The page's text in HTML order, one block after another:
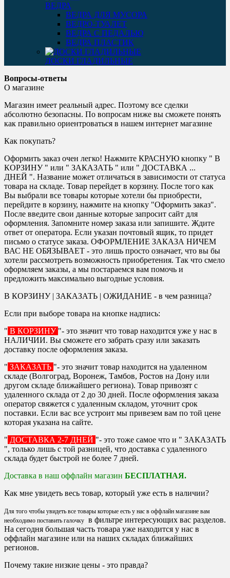
ВЕДРА
ВЕДРА ДЛЯ МУСОРА
ВЕДРО-ТУАЛЕТ
ВЕДРА С ПЕДАЛЬЮ
ВЕДРА ПЛАСТИК
ДОСКИ ГЛАДИЛЬНЫЕ
Вопросы-ответы
О магазине
Магазин имеет реальный адрес. Поэтому все сделки
абсолютно безопасны. По вопросам ниже вы сможете понять
как правильно ориентроваться в нашем интернет магазине
Как покупать?
Оформить заказ очен легко! Нажмите КРАСНУЮ кнопку " В
КОРЗИНУ " или " ЗАКАЗАТЬ " или " ДОСТАВКА ...
ДНЕЙ ". Название может отличаться в зависимости от статуса
товара на складе. Товар перейдет в корзину. После того как
Вы выбрали все товары которые хотели бы приобрести,
перейдите в корзину, нажмите на кнопку "Оформить заказ".
После введите свои данные которые запросит сайт для
оформления. Запомните номер заказа или запишите. Ждите
ответ от оператора. Если указан почтовый ящик, то придет
письмо о статусе заказа. ОФОРМЛЕНИЕ ЗАКАЗА НИЧЕМ
ВАС НЕ ОБЯЗЫВАЕТ - это лишь просто означает, что вы бы
хотели рассмотреть возможность приобретения. Так что смело
оформляем заказы, а мы постараемся вам помочь и
предложить максимально выгодные условия.
В КОРЗИНУ | ЗАКАЗАТЬ | ОЖИДАНИЕ - в чем разница?
Если при выборе товара на кнопке надпись:
" В КОРЗИНУ "- это значит что товар находится уже у нас в
НАЛИЧИИ. Вы сможете его забрать сразу или заказать
доставку после оформления заказа.
" ЗАКАЗАТЬ "- это значит товар находится на удаленном
складе (Волгоград, Воронеж, Тамбов, Ростов на Дону или
другом складе ближайшего региона). Товар привозят с
удаленного склада от 2 до 30 дней. После оформления заказа
оператор свяжется с удаленным складом, уточнит срок
поставки. Если вас все устроит мы привезем вам по той цене
которая указана на сайте.
" ДОСТАВКА 2-7 ДНЕЙ "- это тоже самое что и " ЗАКАЗАТЬ
", только лишь с той разницей, что доставка с удаленного
склада будет быстрой не более 7 дней.
Доставка в наш оффлайн магазин БЕСПЛАТНАЯ.
Как мне увидеть весь товар, который уже есть в наличии?
Для того чтобы увидеть все товары которые есть у нас в оффлайн магазине вам
необходимо поставить галочку в фильтре интересующих вас разделов.
На сегодня большая часть товара уже находится у нас в
оффлайн магазине или на наших складах ближайших
регионов.
Почему такие низкие цены - это правда?